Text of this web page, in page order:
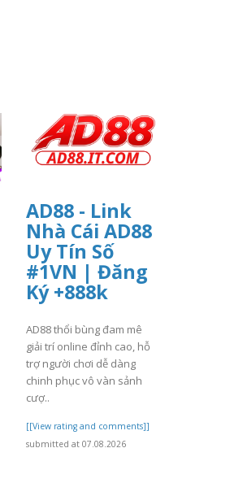
AD88 - Link
Nhà Cái AD88
Uy Tín Số
#1VN | Đăng
Ký +888k
AD88 thổi bùng đam mê
giải trí online đỉnh cao, hỗ
trợ người chơi dễ dàng
chinh phục vô vàn sảnh
cượ..
[[View rating and comments]]
submitted at 07.08.2026